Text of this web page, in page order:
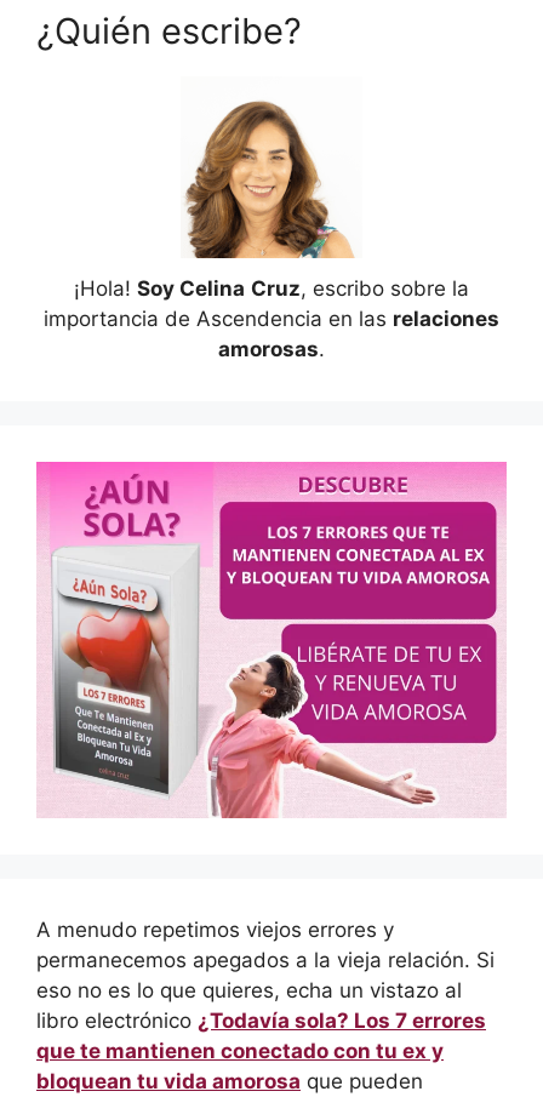
¿Quién escribe?
¡Hola! Soy Celina Cruz, escribo sobre la
importancia de Ascendencia en las relaciones
amorosas.
A menudo repetimos viejos errores y
permanecemos apegados a la vieja relación. Si
eso no es lo que quieres, echa un vistazo al
libro electrónico ¿Todavía sola? Los 7 errores
que te mantienen conectado con tu ex y
bloquean tu vida amorosa que pueden